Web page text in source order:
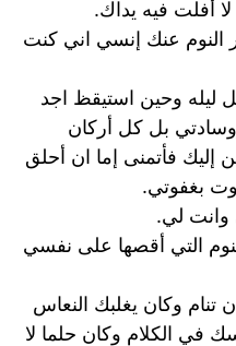
أفلت فيه يداك.
النوم عنك إنسي اني كنت
وحين استيقظ اجد
بل كل أركان
إليك فأتمنى إما ان أحلق
بغفوتي.
وانت لي.
التي أقصها على نفسي
وكان يغلبك النعاس
الكلام وكان حلما لا